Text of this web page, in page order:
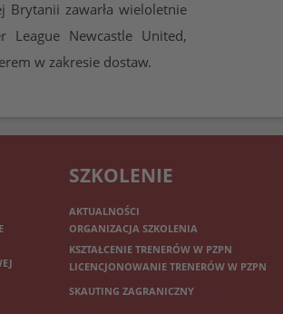
Brytanii zawarła wieloletnie
League Newcastle United,
w zakresie dostaw.
SZKOLENIE
AKTUALNOŚCI
ORGANIZACJA SZKOLENIA
KSZTAŁCENIE TRENERÓW W PZPN
LICENCJONOWANIE TRENERÓW W PZPN
SKAUTING ZAGRANICZNY